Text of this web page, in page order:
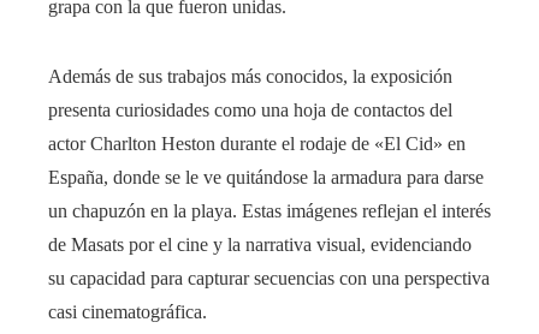
grapa con la que fueron unidas.
Además de sus trabajos más conocidos, la exposición
presenta curiosidades como una hoja de contactos del
actor Charlton Heston durante el rodaje de «El Cid» en
España, donde se le ve quitándose la armadura para darse
un chapuzón en la playa. Estas imágenes reflejan el interés
de Masats por el cine y la narrativa visual, evidenciando
su capacidad para capturar secuencias con una perspectiva
casi cinematográfica.